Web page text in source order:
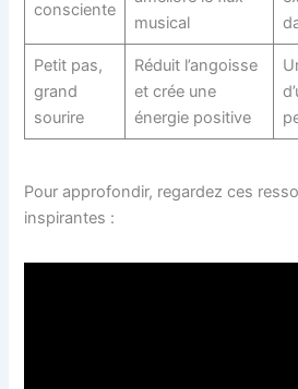
consciente
musical
Petit pas,
grand
sourire
Réduit l’angoisse
et crée une
énergie positive
Pour approfondir, regardez ces
inspirantes :